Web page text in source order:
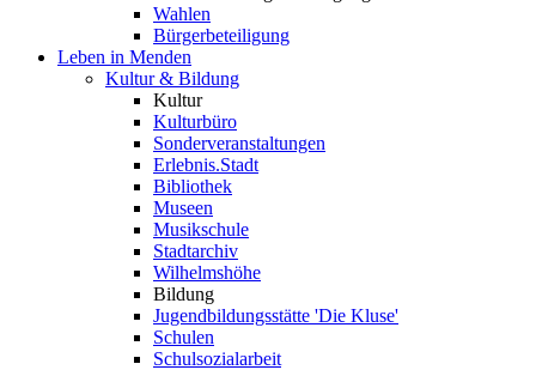
Wahlen
Bürgerbeteiligung
Leben in Menden
Kultur & Bildung
Kultur
Kulturbüro
Sonderveranstaltungen
Erlebnis.Stadt
Bibliothek
Museen
Musikschule
Stadtarchiv
Wilhelmshöhe
Bildung
Jugendbildungsstätte 'Die Kluse'
Schulen
Schulsozialarbeit